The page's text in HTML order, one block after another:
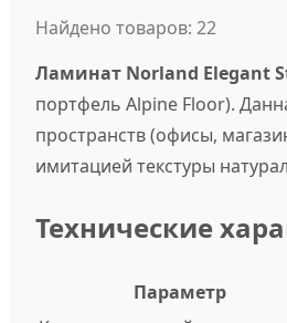
Найдено товаров: 22
Ламинат Norland Elegant
портфель Alpine Floor).
пространств (офисы,
имитацией текстуры
Технические
Параметр